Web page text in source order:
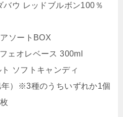
バウ レッドブルボン100％
ソートBOX
ェオレベース 300ml
ソフトキャンディ
年）※3種のうちいずれか1個